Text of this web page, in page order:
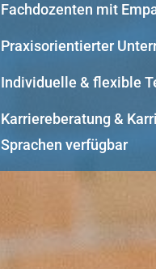
Fachdozenten mit
Praxisorientierter
Individuelle & flexible
Karriereberatung &
Sprachen verfügbar